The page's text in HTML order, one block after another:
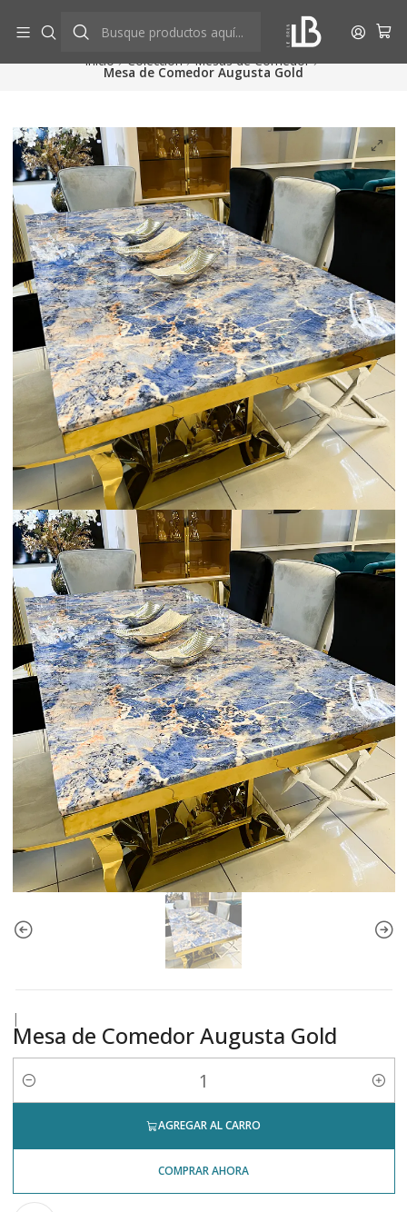
Ver más
Inicio Colección Mesas de Comedor
Mesa de Comedor Augusta Gold
|
Mesa de Comedor Augusta Gold
Cantidad
AGREGAR AL CARRO
COMPRAR AHORA